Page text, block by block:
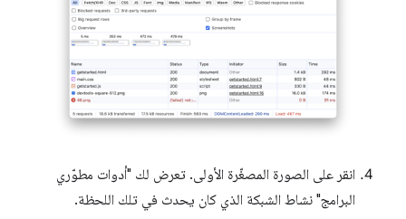
انقر على الصورة المصغّرة الأولى. تعرض لك "أدوات مطوّري
البرامج" نشاط الشبكة الذي كان يحدث في تلك اللحظة.